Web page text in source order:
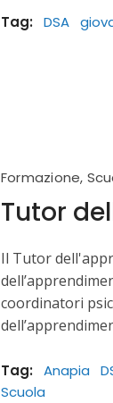
Tag: DSA
Formazione,
Tutor
Il Tutor
coordinatori
Tag: Anapia
Scuola